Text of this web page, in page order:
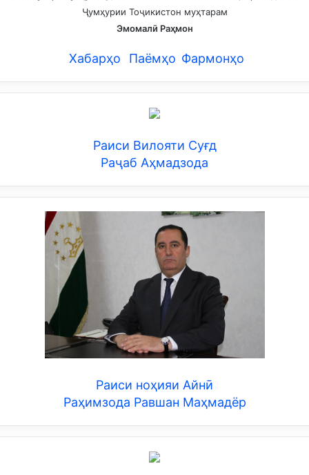
Ҷумҳурии Тоҷикистон муҳтарам
Эмомалӣ Раҳмон
Хабарҳо Паёмҳо Фармонҳо
Раиси Вилояти Суғд
Раҷаб Аҳмадзода
Раиси ноҳияи Айнӣ
Раҳимзода Равшан Маҳмадёр